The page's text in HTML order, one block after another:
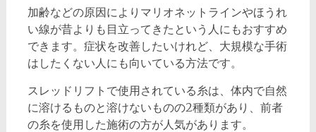
加齢などの原因によりマリオネットラインやほうれ
い線が昔よりも目立ってきたという人にもおすすめ
できます。症状を改善したいけれど、大規模な手術
はしたくない人にも向いている方法です。
スレッドリフトで使用されている糸は、体内で自然
に溶けるものと溶けないものの2種類があり、前者
の糸を使用した施術の方が人気があります。